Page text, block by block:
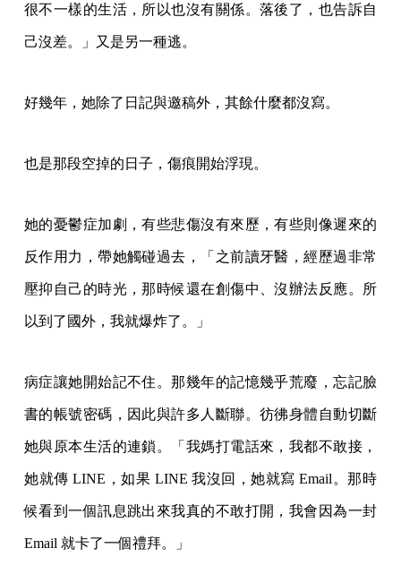
很不一樣的生活，所以也沒有關係。落後了，也告訴自
己沒差。」又是另一種逃。
好幾年，她除了日記與邀稿外，其餘什麼都沒寫。
也是那段空掉的日子，傷痕開始浮現。
她的憂鬱症加劇，有些悲傷沒有來歷，有些則像遲來的
反作用力，帶她觸碰過去，「之前讀牙醫，經歷過非常
壓抑自己的時光，那時候還在創傷中、沒辦法反應。所
以到了國外，我就爆炸了。」
病症讓她開始記不住。那幾年的記憶幾乎荒廢，忘記臉
書的帳號密碼，因此與許多人斷聯。彷彿身體自動切斷
她與原本生活的連鎖。「我媽打電話來，我都不敢接，
她就傳 LINE，如果 LINE 我沒回，她就寫 Email。那時
候看到一個訊息跳出來我真的不敢打開，我會因為一封
Email 就卡了一個禮拜。」